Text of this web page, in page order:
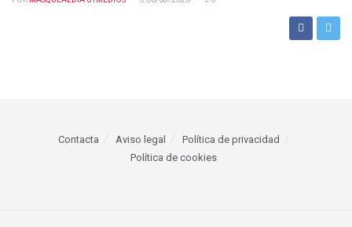
Contacta Aviso legal
Política de privacidad
Política de cookies